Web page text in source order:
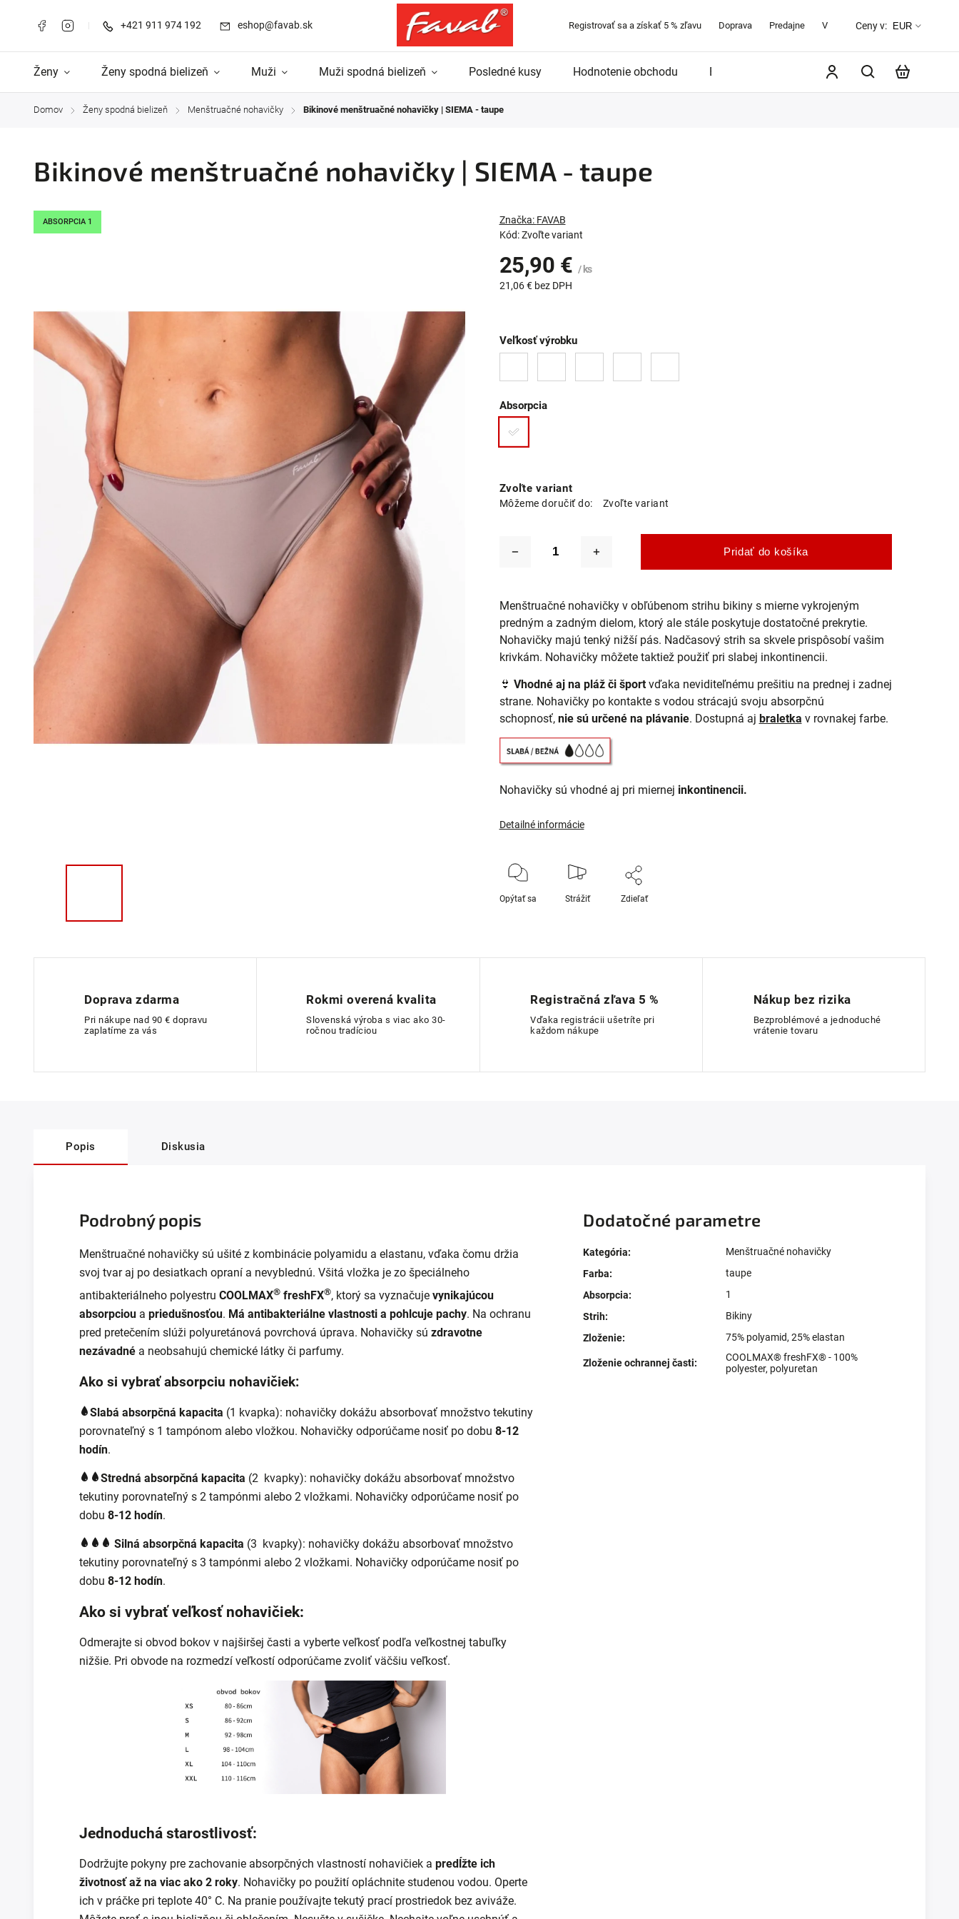
+421 911 974 192 eshop@favab.sk Registrovať sa a získať 5 % zľavu Doprava Predajne Veľkostná tabuľka O značke
Ceny v: EUR
Ženy Ženy spodná bielizeň Muži Muži spodná bielizeň Posledné kusy Hodnotenie obchodu Blog
Domov / Ženy spodná bielizeň / Menštruačné nohavičky / Bikinové menštruačné nohavičky | SIEMA - taupe
Bikinové menštruačné nohavičky | SIEMA - taupe
ABSORPCIA 1
Kód: Zvoľte variant
Značka: FAVAB
25,90 € / ks
21,06 € bez DPH
Zvoľte variant
Môžeme doručiť do: Zvoľte variant
Veľkosť výrobku
Absorpcia
Pridať do košíka
Menštruačné nohavičky v obľúbenom strihu bikiny s mierne vykrojeným
predným a zadným dielom, ktorý ale stále poskytuje dostatočné prekrytie.
Nohavičky majú tenký nižší pás. Nadčasový strih sa skvele prispôsobí vašim
krivkám. Nohavičky môžete taktiež použiť pri slabej inkontinencii.
👙 Vhodné aj na pláž či športvďaka neviditeľnému prešitiu na prednej i zadnej
strane. Nohavičky po kontakte s vodou strácajú svoju absorpčnú
schopnosť, nie sú určené na plávanie. Dostupná aj braletka v rovnakej farbe.
Nohavičky sú vhodné aj pri miernej inkontinencii.
Detailné informácie
Opýtať sa Strážiť Zdieľať
Doprava zdarma
Pri nákupe nad 90 € dopravu
zaplatíme za vás
Rokmi overená kvalita
Slovenská výroba s viac ako 30-
ročnou tradíciou
Registračná zľava 5 %
Vďaka registrácii ušetríte pri
každom nákupe
Nákup bez rizika
Bezproblémové a jednoduché
vrátenie tovaru
Popis Diskusia
Podrobný popis
Menštruačné nohavičky sú ušité z kombinácie polyamidu a elastanu, vďaka čomu držia
svoj tvar aj po desiatkach opraní a nevyblednú. Všitá vložka je zo špeciálneho
antibakteriálneho polyestru COOLMAX® freshFX®, ktorý sa vyznačuje vynikajúcou
absorpciou a priedušnosťou. Má antibakteriálne vlastnosti a pohlcuje pachy. Na ochranu
pred pretečením slúži polyuretánová povrchová úprava. Nohavičky sú zdravotne
nezávadné a neobsahujú chemické látky či parfumy.
Ako si vybrať absorpciu nohavičiek:
Slabá absorpčná kapacita (1 kvapka): nohavičky dokážu absorbovať množstvo tekutiny
porovnateľný s 1 tampónom alebo vložkou. Nohavičky odporúčame nosiť po dobu 8-12
hodín.
Stredná absorpčná kapacita (2 kvapky): nohavičky dokážu absorbovať množstvo
tekutiny porovnateľný s 2 tampónmi alebo 2 vložkami. Nohavičky odporúčame nosiť po
dobu 8-12 hodín.
Silná absorpčná kapacita (3 kvapky): nohavičky dokážu absorbovať množstvo
tekutiny porovnateľný s 3 tampónmi alebo 2 vložkami. Nohavičky odporúčame nosiť po
dobu 8-12 hodín.
Ako si vybrať veľkosť nohavičiek:
Odmerajte si obvod bokov v najširšej časti a vyberte veľkosť podľa veľkostnej tabuľky
nižšie. Pri obvode na rozmedzí veľkostí odporúčame zvoliť väčšiu veľkosť.
Jednoduchá starostlivosť:
Dodržujte pokyny pre zachovanie absorpčných vlastností nohavičiek a predĺžte ich
životnosť až na viac ako 2 roky. Nohavičky po použití opláchnite studenou vodou. Operte
ich v práčke pri teplote 40° C. Na pranie používajte tekutý prací prostriedok bez aviváže.
Dodatočné parametre
Kategória:
Menštruačné nohavičky
Farba:
taupe
Absorpcia:
1
Strih:
Bikiny
Zloženie: 75% polyamid, 25% elastan
Zloženie ochrannej časti:
COOLMAX® freshFX® - 100%
polyester, polyuretan